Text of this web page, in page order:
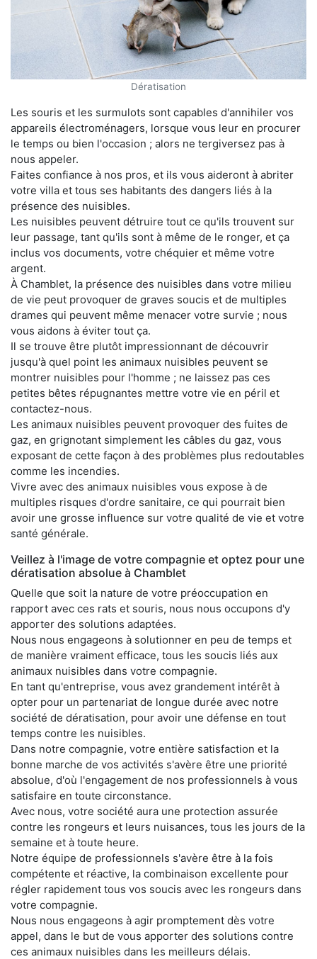
Dératisation
Les souris et les surmulots sont capables d'annihiler vos
appareils électroménagers, lorsque vous leur en procurer
le temps ou bien l'occasion ; alors ne tergiversez pas à
nous appeler.
Faites confiance à nos pros, et ils vous aideront à abriter
votre villa et tous ses habitants des dangers liés à la
présence des nuisibles.
Les nuisibles peuvent détruire tout ce qu'ils trouvent sur
leur passage, tant qu'ils sont à même de le ronger, et ça
inclus vos documents, votre chéquier et même votre
argent.
À Chamblet, la présence des nuisibles dans votre milieu
de vie peut provoquer de graves soucis et de multiples
drames qui peuvent même menacer votre survie ; nous
vous aidons à éviter tout ça.
Il se trouve être plutôt impressionnant de découvrir
jusqu'à quel point les animaux nuisibles peuvent se
montrer nuisibles pour l'homme ; ne laissez pas ces
petites bêtes répugnantes mettre votre vie en péril et
contactez-nous.
Les animaux nuisibles peuvent provoquer des fuites de
gaz, en grignotant simplement les câbles du gaz, vous
exposant de cette façon à des problèmes plus redoutables
comme les incendies.
Vivre avec des animaux nuisibles vous expose à de
multiples risques d'ordre sanitaire, ce qui pourrait bien
avoir une grosse influence sur votre qualité de vie et votre
santé générale.
Veillez à l'image de votre compagnie et optez pour une
dératisation absolue à Chamblet
Quelle que soit la nature de votre préoccupation en
rapport avec ces rats et souris, nous nous occupons d'y
apporter des solutions adaptées.
Nous nous engageons à solutionner en peu de temps et
de manière vraiment efficace, tous les soucis liés aux
animaux nuisibles dans votre compagnie.
En tant qu'entreprise, vous avez grandement intérêt à
opter pour un partenariat de longue durée avec notre
société de dératisation, pour avoir une défense en tout
temps contre les nuisibles.
Dans notre compagnie, votre entière satisfaction et la
bonne marche de vos activités s'avère être une priorité
absolue, d'où l'engagement de nos professionnels à vous
satisfaire en toute circonstance.
Avec nous, votre société aura une protection assurée
contre les rongeurs et leurs nuisances, tous les jours de la
semaine et à toute heure.
Notre équipe de professionnels s'avère être à la fois
compétente et réactive, la combinaison excellente pour
régler rapidement tous vos soucis avec les rongeurs dans
votre compagnie.
Nous nous engageons à agir promptement dès votre
appel, dans le but de vous apporter des solutions contre
ces animaux nuisibles dans les meilleurs délais.